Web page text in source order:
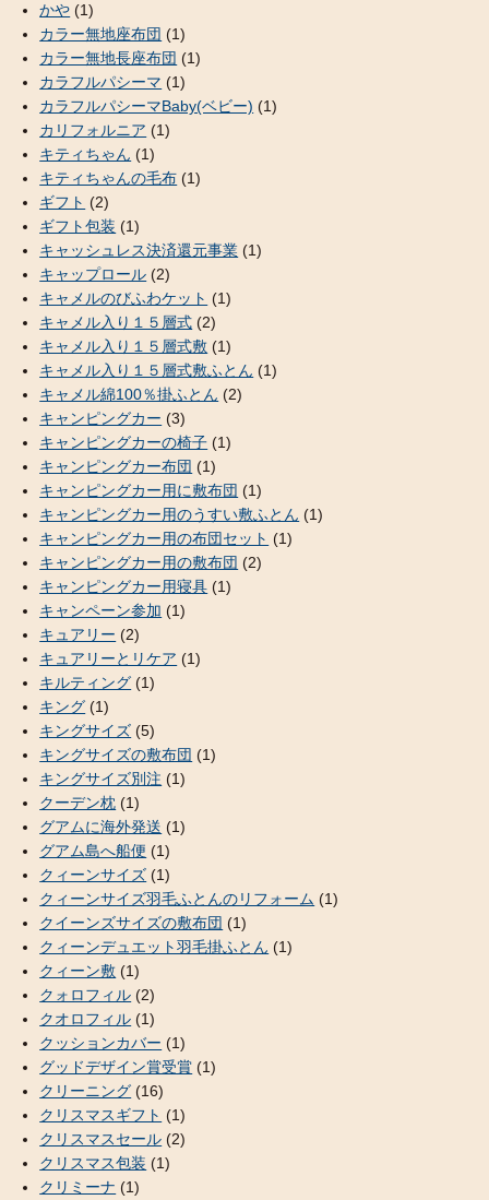
かや (1)
カラー無地座布団 (1)
カラー無地長座布団 (1)
カラフルパシーマ (1)
カラフルパシーマBaby(ベビー) (1)
カリフォルニア (1)
キティちゃん (1)
キティちゃんの毛布 (1)
ギフト (2)
ギフト包装 (1)
キャッシュレス決済還元事業 (1)
キャップロール (2)
キャメルのびふわケット (1)
キャメル入り１５層式 (2)
キャメル入り１５層式敷 (1)
キャメル入り１５層式敷ふとん (1)
キャメル綿100％掛ふとん (2)
キャンピングカー (3)
キャンピングカーの椅子 (1)
キャンピングカー布団 (1)
キャンピングカー用に敷布団 (1)
キャンピングカー用のうすい敷ふとん (1)
キャンピングカー用の布団セット (1)
キャンピングカー用の敷布団 (2)
キャンピングカー用寝具 (1)
キャンペーン参加 (1)
キュアリー (2)
キュアリーとリケア (1)
キルティング (1)
キング (1)
キングサイズ (5)
キングサイズの敷布団 (1)
キングサイズ別注 (1)
クーデン枕 (1)
グアムに海外発送 (1)
グアム島へ船便 (1)
クィーンサイズ (1)
クィーンサイズ羽毛ふとんのリフォーム (1)
クイーンズサイズの敷布団 (1)
クィーンデュエット羽毛掛ふとん (1)
クィーン敷 (1)
クォロフィル (2)
クオロフィル (1)
クッションカバー (1)
グッドデザイン賞受賞 (1)
クリーニング (16)
クリスマスギフト (1)
クリスマスセール (2)
クリスマス包装 (1)
クリミーナ (1)